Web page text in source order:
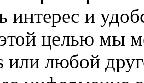
интерес и
целью мы
любой